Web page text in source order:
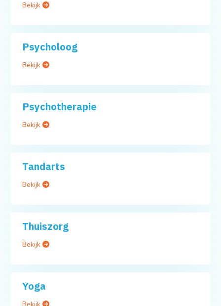
Bekijk
Psycholoog
Bekijk
Psychotherapie
Bekijk
Tandarts
Bekijk
Thuiszorg
Bekijk
Yoga